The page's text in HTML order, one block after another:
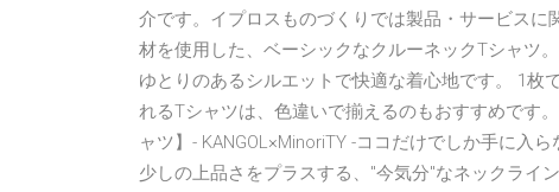
介です。イプロスものづくりでは製品・サービス
材を使用した、ベーシックなクルーネックTシャツ
ゆとりのあるシルエットで快適な着心地です。 1枚
れるTシャツは、色違いで揃えるのもおすすめです
ャツ】- KANGOL×MinoriTY -ココだけでしか手に入
少しの上品さをプラスする、"今気分"なネックライ